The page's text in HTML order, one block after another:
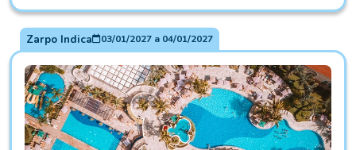
Zarpo Indica 03/01/2027a 04/01/2027